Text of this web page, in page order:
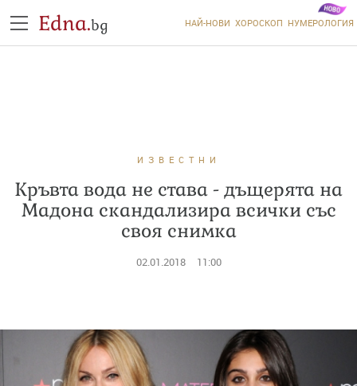
Edna.bg НАЙ-НОВИ ХОРОСКОП НУМЕРОЛОГИЯ
ИЗВЕСТНИ
Кръвта вода не става - дъщерята на
Мадона скандализира всички със
своя снимка
02.01.2018 11:00